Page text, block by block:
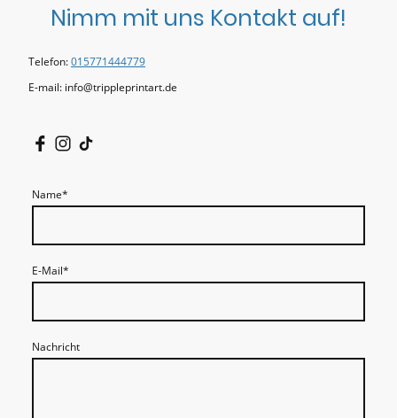
Nimm mit uns Kontakt auf!
Telefon:015771444779
E-mail: info@trippleprintart.de
Name*
E-Mail*
Nachricht